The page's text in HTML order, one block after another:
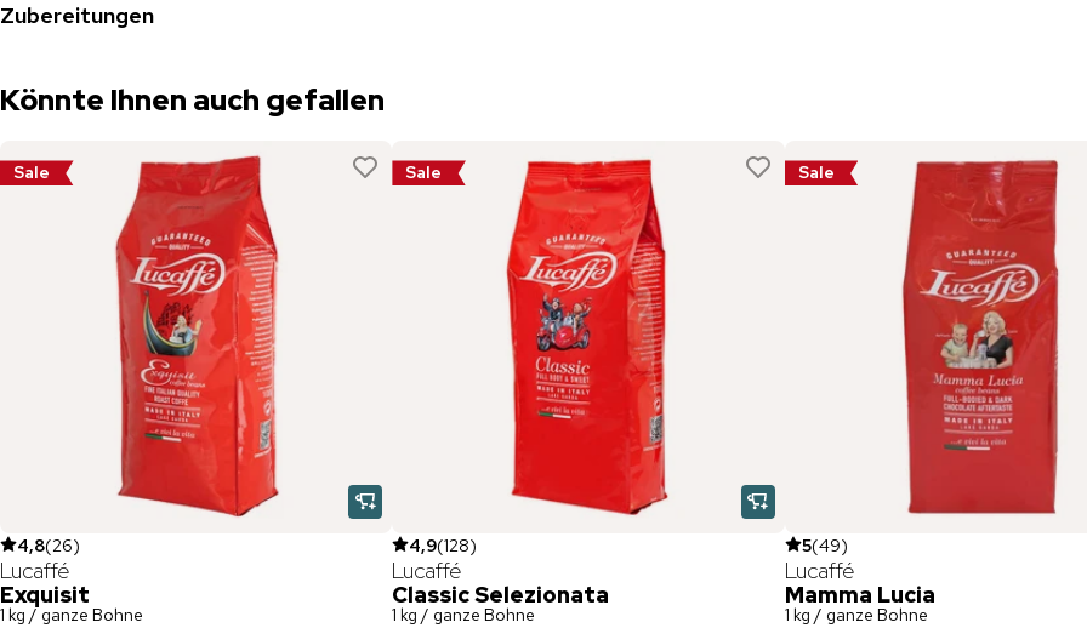
Zubereitungen
Könnte Ihnen auch gefallen
Sale
4,8(26)
Lucaffé
Exquisit
1 kg / ganze Bohne
Sale
4,9(128)
Lucaffé
Classic Selezionata
1 kg / ganze Bohne
Sale
5(49)
Lucaffé
Mamma Lucia
1 kg / ganze Bohne